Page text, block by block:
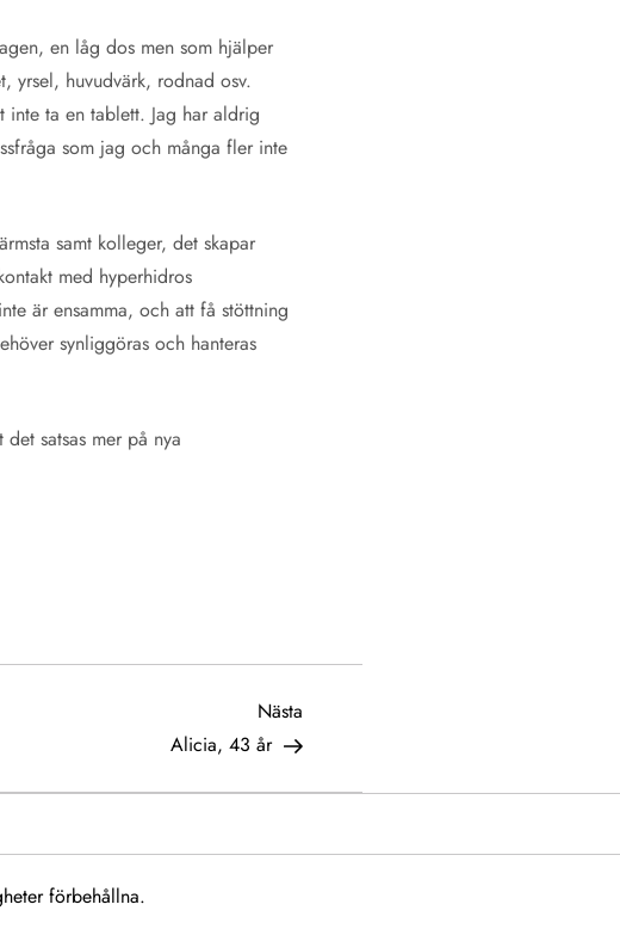
en låg dos men som hjälper
yrsel, huvudvärk, rodnad osv.
ta en tablett. Jag har aldrig
som jag och många fler inte
samt kolleger, det skapar
med hyperhidros
är ensamma, och att få stöttning
synliggöras och hanteras
satsas mer på nya
Nästa
inlägg
Nästa
Alicia, 43 år
förbehållna.